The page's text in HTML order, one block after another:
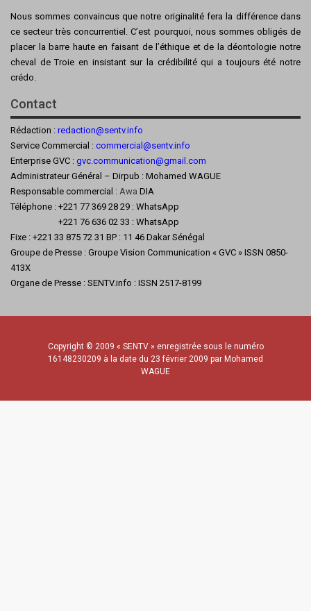
Nous sommes convaincus que notre originalité fera la différence dans
ce secteur très concurrentiel. C’est pourquoi, nous sommes obligés de
placer la barre haute en faisant de l’éthique et de la déontologie notre
cheval de Troie en insistant sur la crédibilité qui a toujours été notre
crédo.
Contact
Rédaction : redaction@sentv.info
Service Commercial : commercial@sentv.info
Enterprise GVC : gvc.communication@gmail.com
Administrateur Général – Dirpub : Mohamed WAGUE
Responsable commercial : Awa DIA
Téléphone : +221 77 369 28 29 : WhatsApp
+221 76 636 02 33 : WhatsApp
Fixe : +221 33 875 72 31 BP : 11 46 Dakar Sénégal
Groupe de Presse : Groupe Vision Communication « GVC » ISSN 0850-
413X
Organe de Presse : SENTV.info : ISSN 2517-8199
Copyright © 2009 « SENTV » enregistrée sous le numéro
16148230209 à la date du 23 février 2009 par Mohamed
WAGUE